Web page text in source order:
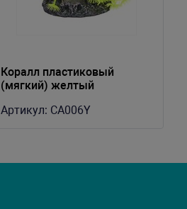
Коралл пластиковый
(мягкий) желтый
Артикул: CA006Y